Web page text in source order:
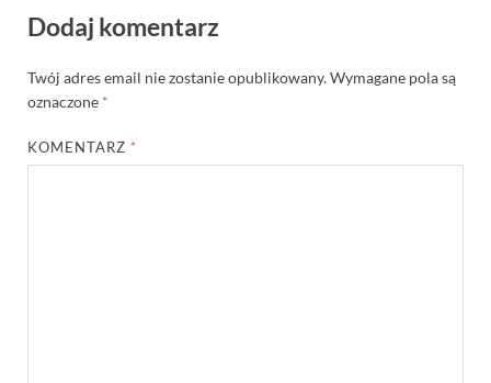
Dodaj komentarz
Twój adres email nie zostanie opublikowany.Wymagane pola są
oznaczone *
KOMENTARZ *